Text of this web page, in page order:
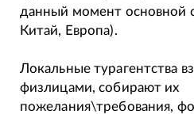
данный момент основной
Китай, Европа).
Локальные турагентства
физлицами, собирают их
пожелания\требования,